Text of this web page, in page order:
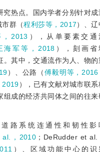
热点。国内学者分别针对成
市群（程利莎等，2017）、辽
2013 ），从单要素交通
海军等，2018 ），刻画省
。其中，交通流作为人、物的
）、公路（傅毅明等，2016
2019），已有文献对城市联系
组成的经济共同体之间的往来
路系统连通性和韧性影
al.，2010 ；DeRudder et al.
）、区域功能中心的识